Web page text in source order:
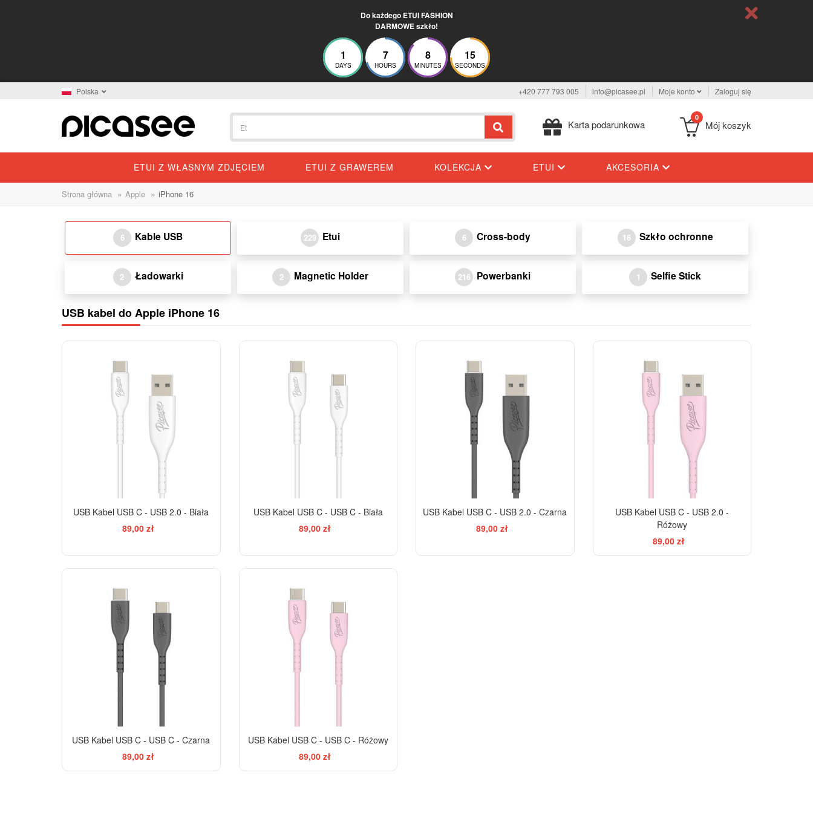
Do każdego ETUI FASHION
DARMOWE szkło!
1
DAYS
7
HOURS
8
MINUTES
15
SECONDS
Polska +420 777 793 005 info@picasee.pl Moje konto Zaloguj się
Karta podarunkowa
0
Mój koszyk
ETUI Z WŁASNYM ZDJĘCIEM ETUI Z GRAWEREM KOLEKCJA ETUI AKCESORIA
Strona główna » Apple » iPhone 16
6 Kable USB 229 Etui 6 Cross-body 16 Szkło ochronne
2 Ładowarki 2 Magnetic Holder 216 Powerbanki 1 Selfie Stick
USB kabel do Apple iPhone 16
USB Kabel USB C - USB 2.0 - Biała
89,00 zł
USB Kabel USB C - USB C - Biała
89,00 zł
USB Kabel USB C - USB 2.0 - Czarna
89,00 zł
USB Kabel USB C - USB 2.0 -
Różowy
89,00 zł
USB Kabel USB C - USB C - Czarna
89,00 zł
USB Kabel USB C - USB C - Różowy
89,00 zł